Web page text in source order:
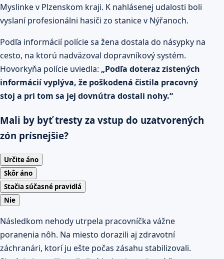
Myslinke v Plzenskom kraji. K nahlásenej udalosti boli
vyslaní profesionálni hasiči zo stanice v Nýřanoch.
Podľa informácií polície sa žena dostala do násypky na
cesto, na ktorú nadväzoval dopravníkový systém.
Hovorkyňa polície uviedla: „Podľa doteraz zistených
informácií vyplýva, že poškodená čistila pracovný
stoj a pri tom sa jej dovnútra dostali nohy.“
Mali by byť tresty za vstup do uzatvorených
zón prísnejšie?
Určite áno
Skôr áno
Stačia súčasné pravidlá
Nie
Následkom nehody utrpela pracovníčka vážne
poranenia nôh. Na miesto dorazili aj zdravotní
záchranári, ktorí ju ešte počas zásahu stabilizovali.